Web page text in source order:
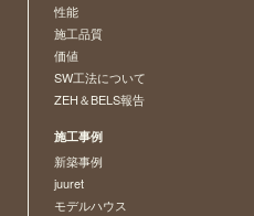
性能
施工品質
価値
SW工法について
ZEH＆BELS報告
施工事例
新築事例
juuret
モデルハウス